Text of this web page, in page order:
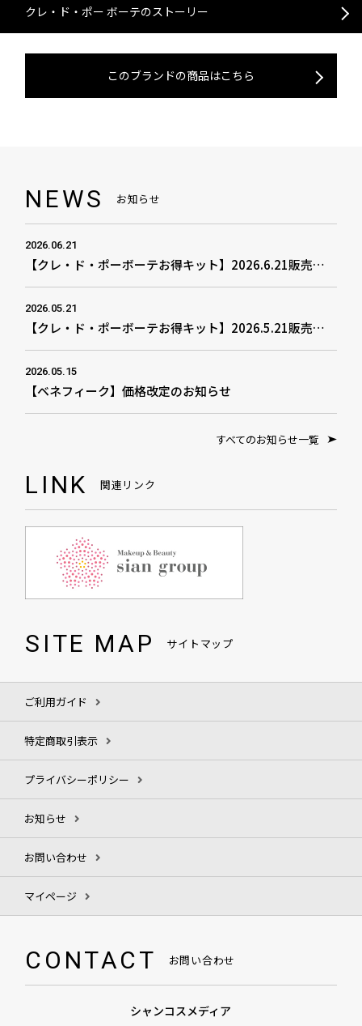
乳液
美容液
クリーム
マスク
メイク落とし・洗顔フォーム
マッサージクリーム
すべて コットン
すべて
ファンデーション
フェイスパウダー
フェイスカラー
リップ
リップスティック
リキッドルージュ
リップライナー
すべて
アイシャドウ
クレ・ド・ポー ボーテのストーリー
このブランドの商品はこちら
NEWS お知らせ
2026.06.21
【クレ・ド・ポーボーテお得キット】2026.6.21販売開始
2026.05.21
【クレ・ド・ポーボーテお得キット】2026.5.21販売開始
2026.05.15
【ベネフィーク】価格改定のお知らせ
すべてのお知らせ一覧
LINK 関連リンク
SITE MAP サイトマップ
ご利用ガイド
特定商取引表示
プライバシーポリシー
お知らせ
お問い合わせ
マイページ
CONTACT お問い合わせ
シャンコスメディア